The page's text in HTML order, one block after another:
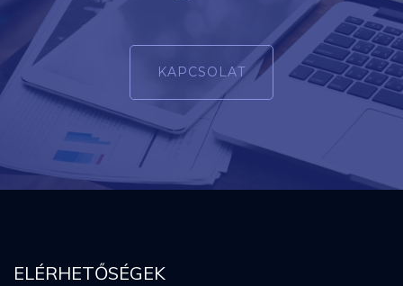
KAPCSOLAT
ELÉRHETŐSÉGEK